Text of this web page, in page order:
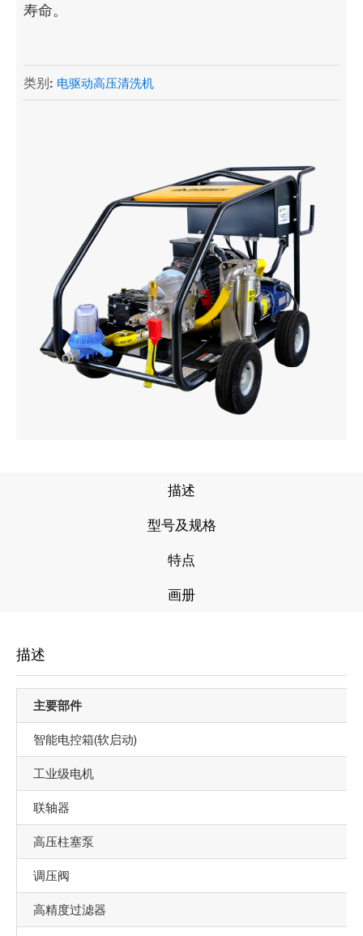
寿命。
类别: 电驱动高压清洗机
描述
型号及规格
特点
画册
描述
主要部件
智能电控箱(软启动)
工业级电机
联轴器
高压柱塞泵
调压阀
高精度过滤器